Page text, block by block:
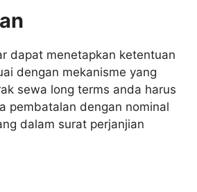
dapat menetapkan ketentuan
dengan mekanisme yang
sewa long terms anda harus
pembatalan dengan nominal
dalam surat perjanjian